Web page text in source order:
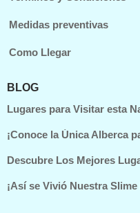
Medidas preventivas
Como Llegar
BLOG
Lugares para Visitar esta
¡Conoce la Única Alberca
Descubre Los Mejores
¡Así se Vivió Nuestra